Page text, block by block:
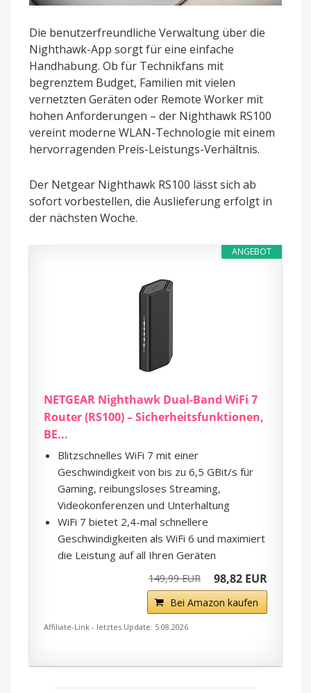
Die benutzerfreundliche Verwaltung über die
Nighthawk-App sorgt für eine einfache
Handhabung. Ob für Technikfans mit
begrenztem Budget, Familien mit vielen
vernetzten Geräten oder Remote Worker mit
hohen Anforderungen – der Nighthawk RS100
vereint moderne WLAN-Technologie mit einem
hervorragenden Preis-Leistungs-Verhältnis.
Der Netgear Nighthawk RS100 lässt sich ab
sofort vorbestellen, die Auslieferung erfolgt in
der nächsten Woche.
ANGEBOT
NETGEAR Nighthawk Dual-Band WiFi 7
Router (RS100) – Sicherheitsfunktionen,
BE...
Blitzschnelles WiFi 7 mit einer
Geschwindigkeit von bis zu 6,5 GBit/s für
Gaming, reibungsloses Streaming,
Videokonferenzen und Unterhaltung
WiFi 7 bietet 2,4-mal schnellere
Geschwindigkeiten als WiFi 6 und maximiert
die Leistung auf all Ihren Geräten
149,99 EUR 98,82 EUR
Bei Amazon kaufen
Affiliate-Link - letztes Update: 5.08.2026